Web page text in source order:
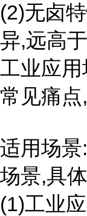
(2)无卤
异,远高
工业应
常见痛
适用场景
场景,具
(1)工业